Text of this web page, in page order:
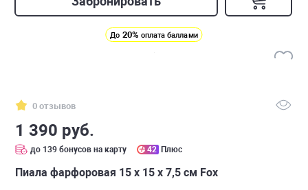
До 20% оплата баллами
0 отзывов
1 390 руб.
до 139 бонусов на карту 42 Плюс
Пиала фарфоровая 15 х 15 х 7,5 см Fox